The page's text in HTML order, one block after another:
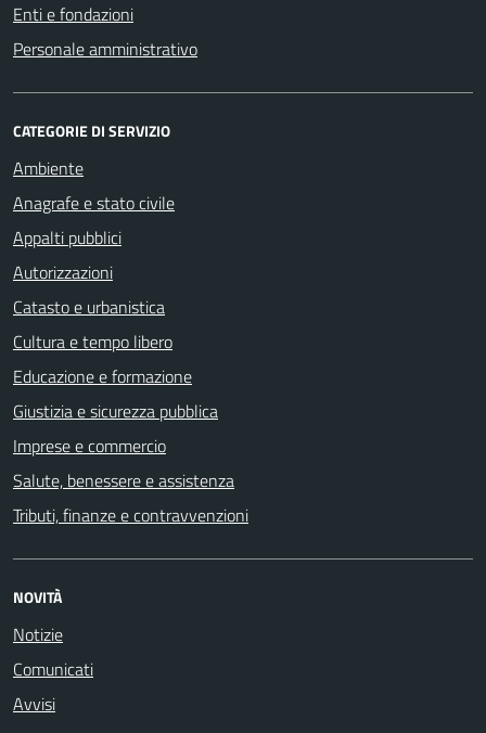
Enti e fondazioni
Personale amministrativo
CATEGORIE DI SERVIZIO
Ambiente
Anagrafe e stato civile
Appalti pubblici
Autorizzazioni
Catasto e urbanistica
Cultura e tempo libero
Educazione e formazione
Giustizia e sicurezza pubblica
Imprese e commercio
Salute, benessere e assistenza
Tributi, finanze e contravvenzioni
NOVITÀ
Notizie
Comunicati
Avvisi